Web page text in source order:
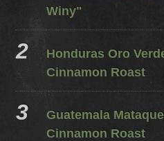
Winy"
Honduras Oro
Cinnamon Roast
Guatemala
Cinnamon Roast